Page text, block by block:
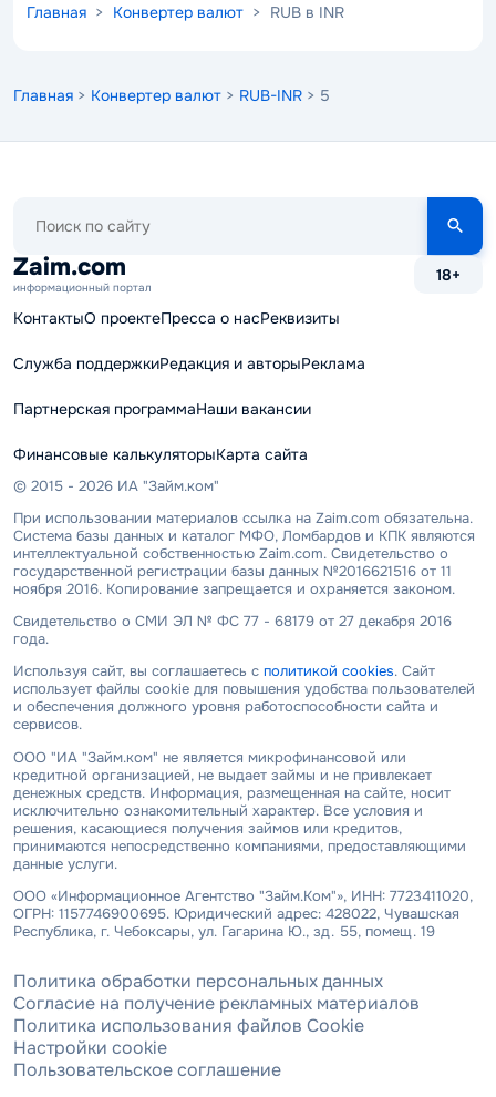
Главная > Конвертер валют > RUB в INR
Главная > Конвертер валют > RUB-INR > 5
сайту
Zaim.com
информационный портал
18+
КонтактыО проектеПресса о насРеквизиты
Служба поддержкиРедакция и авторыРеклама
Партнерская программаНаши вакансии
Финансовые калькуляторыКарта сайта
© 2015 - 2026 ИА "Займ.ком"
При использовании материалов ссылка на Zaim.com обязательна.
Система базы данных и каталог МФО, Ломбардов и КПК являются
интеллектуальной собственностью Zaim.com. Свидетельство о
государственной регистрации базы данных №2016621516 от 11
ноября 2016. Копирование запрещается и охраняется законом.
Свидетельство о СМИ ЭЛ № ФС 77 - 68179 от 27 декабря 2016
года.
Используя сайт, вы соглашаетесь с политикой cookies. Сайт
использует файлы cookie для повышения удобства пользователей
и обеспечения должного уровня работоспособности сайта и
сервисов.
ООО "ИА "Займ.ком" не является микрофинансовой или
кредитной организацией, не выдает займы и не привлекает
денежных средств. Информация, размещенная на сайте, носит
исключительно ознакомительный характер. Все условия и
решения, касающиеся получения займов или кредитов,
принимаются непосредственно компаниями, предоставляющими
данные услуги.
ООО «Информационное Агентство "Займ.Ком"», ИНН: 7723411020,
ОГРН: 1157746900695. Юридический адрес: 428022, Чувашская
Республика, г. Чебоксары, ул. Гагарина Ю., зд. 55, помещ. 19
Политика обработки персональных данных
Согласие на получение рекламных материалов
Политика использования файлов Cookie
Настройки cookie
Пользовательское соглашение